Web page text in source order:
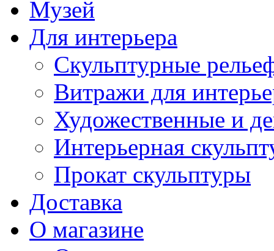
Музей
Для интерьера
Скульптурные
Витражи для
Художественные и
Интерьерная
Прокат скульптуры
Доставка
О магазине